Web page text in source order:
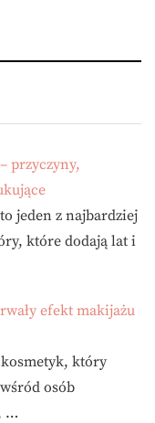
przyczyny,
jeden z najbardziej
które dodają lat i
efekt makijażu
który
osób
…